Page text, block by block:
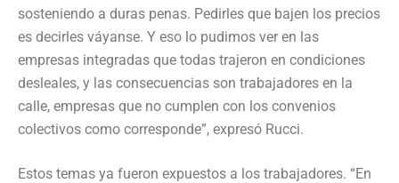
sosteniendo a duras penas. Pedirles que bajen los precios
es decirles váyanse. Y eso lo pudimos ver en las
empresas integradas que todas trajeron en condiciones
desleales, y las consecuencias son trabajadores en la
calle, empresas que no cumplen con los convenios
colectivos como corresponde”, expresó Rucci.
Estos temas ya fueron expuestos a los trabajadores. “En